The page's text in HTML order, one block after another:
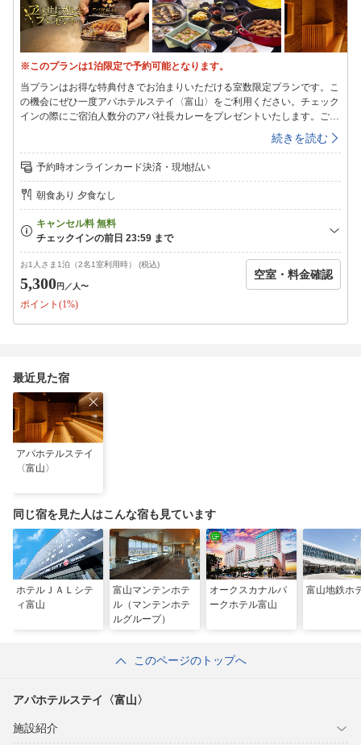
※このプランは1泊限定で予約可能となります。
当プランはお得な特典付きでお泊まりいただける室数限定プランです。こ
の機会にぜひ一度アパホテルステイ〈富山〉をご利用ください。チェック
インの際にご宿泊人数分のアパ社長カレーをプレゼントいたします。ご宿
泊後にぜひ、感想をクチコミにご投稿いただけましたら幸いです。※注意
事項※・当体験プランは1泊限定です。連泊はお受けいたしかねます。複
数回に分けてご予約いただいた場合は、チェックインの際に通常プランに
変更させていただきます。【オールインクルーシブサービス】●駐車場無
料・高さ2.1ｍ制限あり、先着順・事前のご予約不可、通常の車室区画に
入らないトラック等のお車は、駐車不可●アメニティバー・アメニティ
は、1階ロビーにて必要なものをお取りいただいております。●当館でのご
飲食【1階Lounge「碧（Ao）」】・無料朝食（朝食時間：6時30分〜9時
30分（最終入場9時15分））ご当地食材を使用した朝食ビュッフェのご提
供アパホテルは15分・45分運動のスマートステイを推進しています。朝
ごはんは15分・45分のご来店が狙い目です。・その他（11時〜22時）
【11時〜22時】コーヒー、ソフトドリンク、アイスバー、スナック、白
えびビーバー無料【18時〜22時】リキュール類・赤ワイン無料、ビール
ック（1500冊）、電子書籍（約50000冊）読み放題・洗濯機無料（男女
共用4台、女性専用2台）乾燥機有料（30分100円）※24時間利用可能、
スマホ決済対応●サウナ利用無料【2階Sauna（サウナ）「頂
（Itadaki）」】（営業時間：6時〜9時、11時〜24時）※サウナ施設であ
り、温浴槽のある大浴場ではございません。
続きを読む
予約時オンラインカード決済・現地払い
朝食あり 夕食なし
お1人さま1泊（2名1室利用時） (税込)
5,300円 ／人〜
ポイント(1%)
空室・料金確認
最近見た宿
アパホテルステイ
〈富山〉
同じ宿を見た人はこんな宿も見ています
ホテルＪＡＬシテ
ィ富山
富山マンテンホテ
ル（マンテンホテ
ルグループ）
オークスカナルパ
ークホテル富山
富山地鉄ホ
このページのトップへ
アパホテルステイ〈富山〉
施設紹介